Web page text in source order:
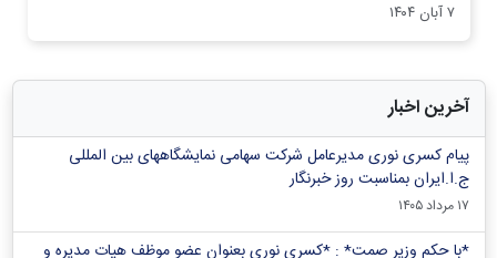
۷ آبان ۱۴۰۴
آخرین اخبار
پیام کسری نوری مدیرعامل شرکت سهامی نمایشگاههای بین المللی
ج.ا.ایران بمناسبت روز خبرنگار
۱۷ مرداد ۱۴۰۵
*با حکم وزیر صمت* : *کسری نوری بعنوان عضو موظف هیات مدیره و